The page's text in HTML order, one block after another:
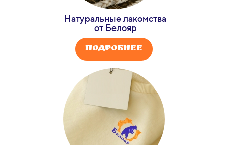
Натуральные лакомства
от Белояр
Подробнее